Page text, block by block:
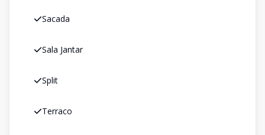
Sacada
Sala Jantar
Split
Terraco